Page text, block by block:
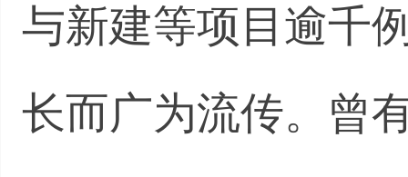
与新建等项目逾千
长而广为流传。曾